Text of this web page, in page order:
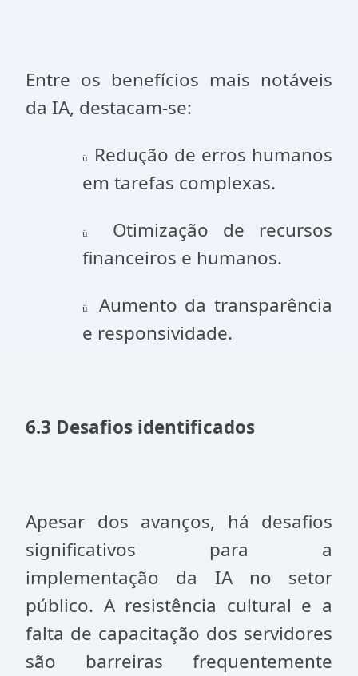
Entre os benefícios mais notáveis
da IA, destacam-se:
ü
Redução de erros humanos
em tarefas complexas.
ü Otimização de recursos
financeiros e humanos.
ü Aumento da transparência
e responsividade.
6.3 Desafios identificados
Apesar dos avanços, há desafios
significativos para a
implementação da IA no setor
público. A resistência cultural e a
falta de capacitação dos servidores
são barreiras frequentemente